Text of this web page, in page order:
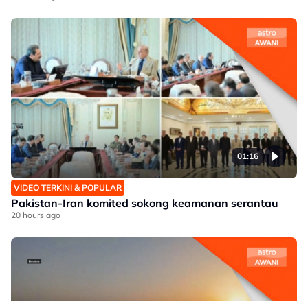
01:16
VIDEO TERKINI & POPULAR
Pakistan-Iran komited sokong keamanan serantau
20 hours ago